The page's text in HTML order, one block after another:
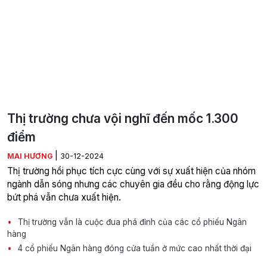
Thị trường chưa vội nghĩ đến mốc 1.300
điểm
MAI HƯƠNG 30-12-2024
Thị trường hồi phục tích cực cùng với sự xuất hiện của nhóm
ngành dẫn sóng nhưng các chuyên gia đều cho rằng động lực
bứt phá vẫn chưa xuất hiện.
Thị trường vẫn là cuộc đua phá đỉnh của các cổ phiếu Ngân
hàng
4 cổ phiếu Ngân hàng đóng cửa tuần ở mức cao nhất thời đại